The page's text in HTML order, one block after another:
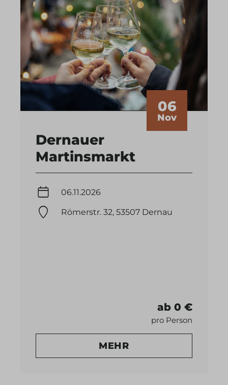
06
Nov
Dernauer
Martinsmarkt
06.11.2026
Römerstr. 32, 53507 Dernau
ab 0 €
pro Person
MEHR